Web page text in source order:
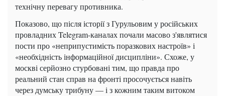
технічну перевагу противника.
Показово, що після історії з Гурульовим у російських
провладних Telegram-каналах почали масово з'являтися
пости про «неприпустимість поразкових настроїв» і
«необхідність інформаційної дисципліни». Схоже, у
москві серйозно стурбовані тим, що правда про
реальний стан справ на фронті просочується навіть
через думську трибуну — і з кожним таким витоком